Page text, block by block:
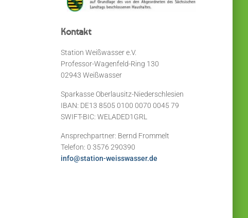
Kontakt
Station Weißwasser e.V.
Professor-Wagenfeld-Ring 130
02943 Weißwasser
Sparkasse Oberlausitz-Niederschlesien
IBAN: DE13 8505 0100 0070 0045 79
SWIFT-BIC: WELADED1GRL
Ansprechpartner: Bernd Frommelt
Telefon: 0 3576 290390
info@station-weisswasser.de